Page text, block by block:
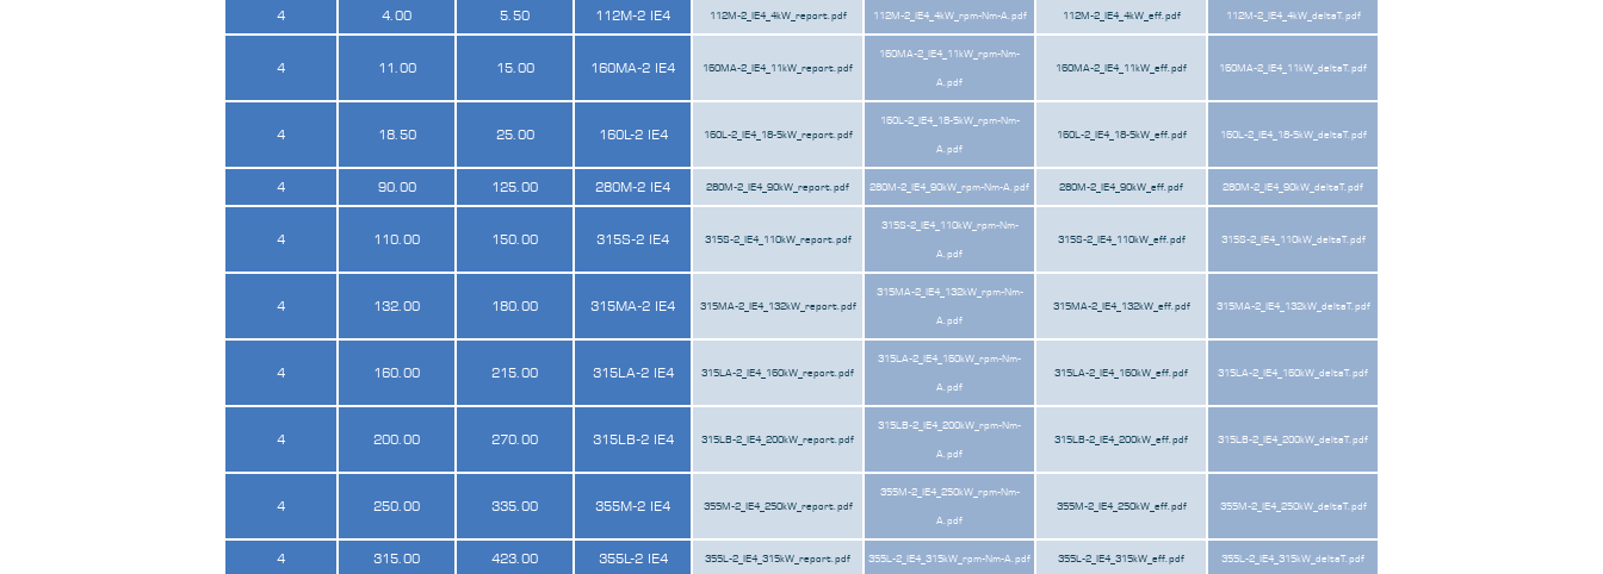
4 4.00 5.50 112M-2 IE4 112M-2_IE4_4kW_report.pdf 112M-2_IE4_4kW_rpm-Nm-A.pdf 112M-2_IE4_4kW_eff.pdf 112M-2_IE4_4kW_deltaT.pdf
4 11.00 15.00 160MA-2 IE4 160MA-2_IE4_11kW_report.pdf
160MA-2_IE4_11kW_rpm-Nm-
A.pdf
160MA-2_IE4_11kW_eff.pdf 160MA-2_IE4_11kW_deltaT.pdf
4 18.50 25.00 160L-2 IE4 160L-2_IE4_18-5kW_report.pdf
160L-2_IE4_18-5kW_rpm-Nm-
A.pdf
160L-2_IE4_18-5kW_eff.pdf 160L-2_IE4_18-5kW_deltaT.pdf
4 90.00 125.00 280M-2 IE4 280M-2_IE4_90kW_report.pdf 280M-2_IE4_90kW_rpm-Nm-A.pdf 280M-2_IE4_90kW_eff.pdf 280M-2_IE4_90kW_deltaT.pdf
4 110.00 150.00 315S-2 IE4 315S-2_IE4_110kW_report.pdf
315S-2_IE4_110kW_rpm-Nm-
A.pdf
315S-2_IE4_110kW_eff.pdf 315S-2_IE4_110kW_deltaT.pdf
4 132.00 180.00 315MA-2 IE4 315MA-2_IE4_132kW_report.pdf
315MA-2_IE4_132kW_rpm-Nm-
A.pdf
315MA-2_IE4_132kW_eff.pdf 315MA-2_IE4_132kW_deltaT.pdf
4 160.00 215.00 315LA-2 IE4 315LA-2_IE4_160kW_report.pdf
315LA-2_IE4_160kW_rpm-Nm-
A.pdf
315LA-2_IE4_160kW_eff.pdf 315LA-2_IE4_160kW_deltaT.pdf
4 200.00 270.00 315LB-2 IE4 315LB-2_IE4_200kW_report.pdf
315LB-2_IE4_200kW_rpm-Nm-
A.pdf
315LB-2_IE4_200kW_eff.pdf 315LB-2_IE4_200kW_deltaT.pdf
4 250.00 335.00 355M-2 IE4 355M-2_IE4_250kW_report.pdf
355M-2_IE4_250kW_rpm-Nm-
A.pdf
355M-2_IE4_250kW_eff.pdf 355M-2_IE4_250kW_deltaT.pdf
4 315.00 423.00 355L-2 IE4 355L-2_IE4_315kW_report.pdf 355L-2_IE4_315kW_rpm-Nm-A.pdf 355L-2_IE4_315kW_eff.pdf 355L-2_IE4_315kW_deltaT.pdf